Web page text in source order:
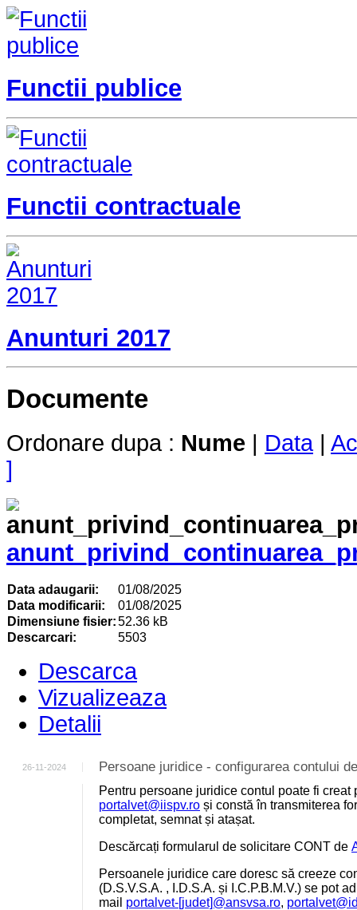
Functii publice
Functii contractuale
Anunturi 2017
Documente
Ordonare dupa : Nume Data|
]
Data adaugarii:
01/08/2025
Data modificarii:
01/08/2025
Dimensiune fisier:52.36 kB
Descarcari:
5503
Descarca
Vizualizeaza
Detalii
26-11-2024 Persoane juridice - configurarea contului
Pentru persoane juridice contul poate fi
portalvet@iispv.ro și constă în transmiterea
completat, semnat și atașat.
Descărcați formularul de solicitare CONT de
Persoanele juridice care doresc să creeze
(D.S.V.S.A. , I.D.S.A. și I.C.P.B.M.V.) se pot
mail portalvet-[judet]@ansvsa.ro,